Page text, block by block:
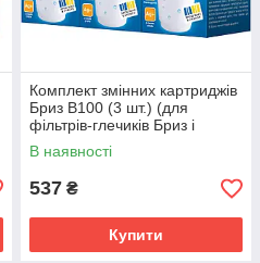
Комплект змінних картриджів
Бриз В100 (3 шт.) (для
фільтрів-глечиків Бриз і
Аквафор)
В наявності
537 ₴
Купити